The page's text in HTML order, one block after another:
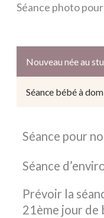
Séance photo
Nouveau née au
Séance bébé à
Séance pour
Séance
Prévoir la
21ème jour de